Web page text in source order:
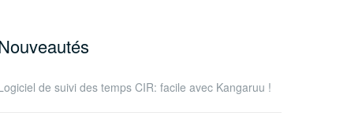
de suivi des temps CIR: facile avec Kangaruu !